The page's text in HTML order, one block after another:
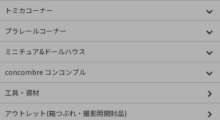
トミカコーナー
プラレールコーナー
ミニチュア&ドールハウス
concombre コンコンブル
工具・資材
アウトレット(箱つぶれ・撮影用開封品)